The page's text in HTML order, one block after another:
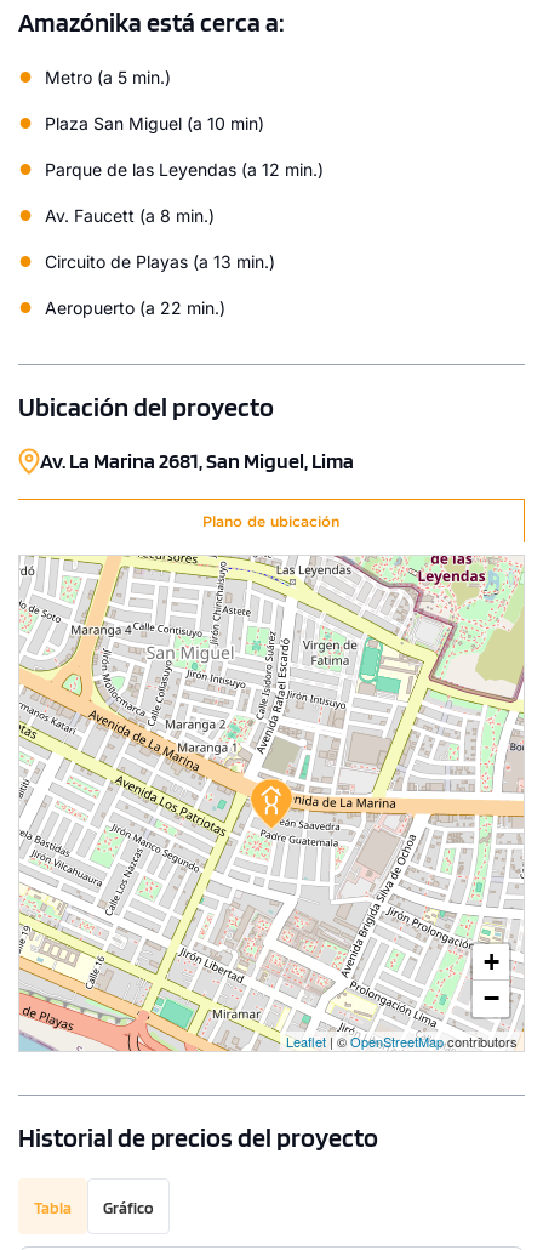
Amazónika está cerca a:
● Metro (a 5 min.)
● Plaza San Miguel (a 10 min)
● Parque de las Leyendas (a 12 min.)
● Av. Faucett (a 8 min.)
● Circuito de Playas (a 13 min.)
● Aeropuerto (a 22 min.)
Ubicación del proyecto
Av. La Marina 2681, San Miguel, Lima
Plano de ubicación
+
−
Leaflet | ©OpenStreetMapcontributors
Historial de precios del proyecto
Tabla Gráfico